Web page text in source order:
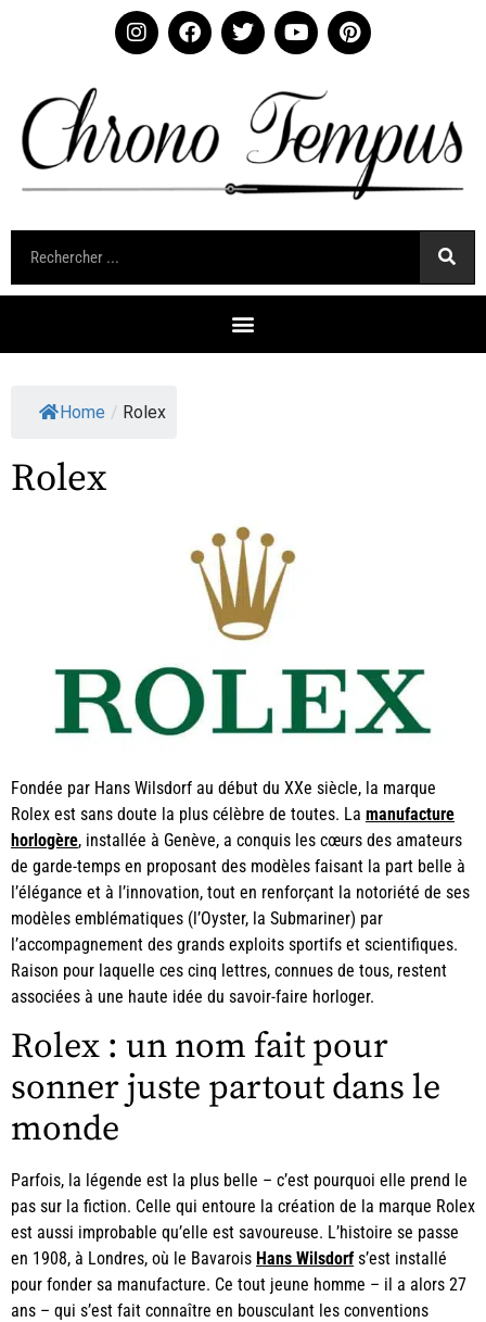
Home / Rolex
Rolex
Fondée par Hans Wilsdorf au début du XXe siècle, la marque
Rolex est sans doute la plus célèbre de toutes. La manufacture
horlogère, installée à Genève, a conquis les cœurs des amateurs
de garde-temps en proposant des modèles faisant la part belle à
l’élégance et à l’innovation, tout en renforçant la notoriété de ses
modèles emblématiques (l’Oyster, la Submariner) par
l’accompagnement des grands exploits sportifs et scientifiques.
Raison pour laquelle ces cinq lettres, connues de tous, restent
associées à une haute idée du savoir-faire horloger.
Rolex : un nom fait pour
sonner juste partout dans le
monde
Parfois, la légende est la plus belle – c’est pourquoi elle prend le
pas sur la fiction. Celle qui entoure la création de la marque Rolex
est aussi improbable qu’elle est savoureuse. L’histoire se passe
en 1908, à Londres, où le Bavarois Hans Wilsdorf s’est installé
pour fonder sa manufacture. Ce tout jeune homme – il a alors 27
ans – qui s’est fait connaître en bousculant les conventions